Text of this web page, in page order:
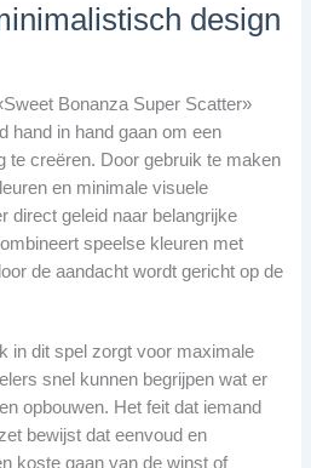
design
Bonanza Super Scatter»
hand in hand gaan om een
te creëren. Door gebruik te maken
en minimale visuele
direct geleid naar belangrijke
speelse kleuren met
de aandacht wordt gericht op de
in dit spel zorgt voor maximale
snel kunnen begrijpen wat er
opbouwen. Het feit dat iemand
bewijst dat eenvoud en
koste gaan van de winst of